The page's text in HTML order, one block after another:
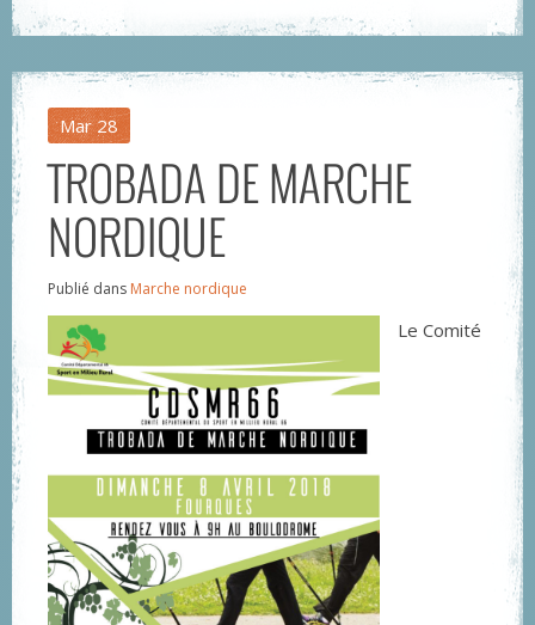
Mar 28
TROBADA DE MARCHE
NORDIQUE
Publié dans Marche nordique
Le Comité